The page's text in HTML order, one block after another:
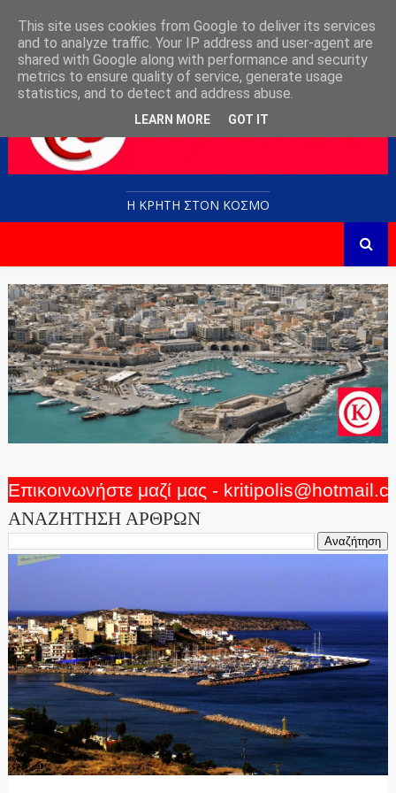
Η ΚΡΗΤΗ ΣΤΟN KOΣΜΟ
Επικοινωνήστε μαζί μας -
ΑΝΑΖΗΤΗΣΗ ΑΡΘΡΩΝ
This site uses cookies from Google to deliver its services
and to analyze traffic. Your IP address and user-agent are
shared with Google along with performance and security
metrics to ensure quality of service, generate usage
statistics, and to detect and address abuse.
LEARN MORE GOT IT